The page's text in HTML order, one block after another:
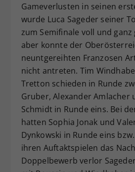
Gameverlusten in seinen
wurde Luca Sageder seiner
zum Semifinale voll und
aber konnte der
neuntgereihten Franzosen
nicht antreten. Tim
Tretton schieden in Runde
Gruber, Alexander Amlacher
Schmidt in Runde eins. Bei
hatten Sophia Jonak und
Dynkowski in Runde eins
ihren Auftaktspielen das
Doppelbewerb verlor